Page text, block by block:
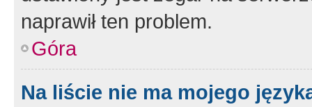
naprawił ten problem.
Góra
Na liście nie ma mojego